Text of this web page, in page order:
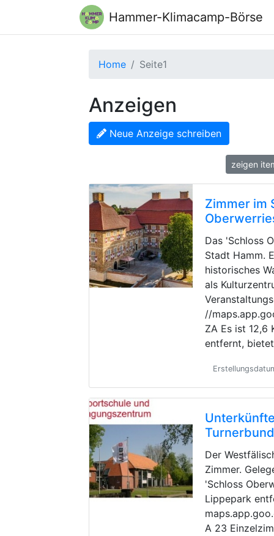
Hammer-Klimacamp-Börse
Home Seite1
Anzeigen
Neue Anzeige schreiben
Zimmer im
Das 'Schloss
Stadt Hamm.
historisches
als
//
ZA Es ist 12,6
entfernt,
Der
Zimmer.
'Schloss
Lippepark
A 23